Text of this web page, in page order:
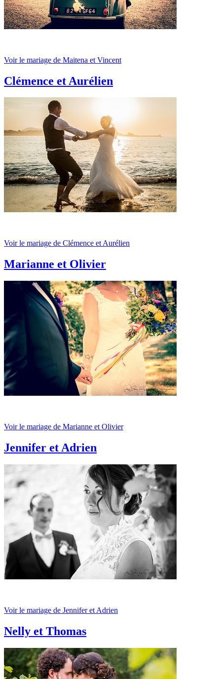
Voir le mariage de Maitena et Vincent
Clémence et Aurélien
Voir le mariage de Clémence et Aurélien
Marianne et Olivier
Voir le mariage de Marianne et Olivier
Jennifer et Adrien
Voir le mariage de Jennifer et Adrien
Nelly et Thomas